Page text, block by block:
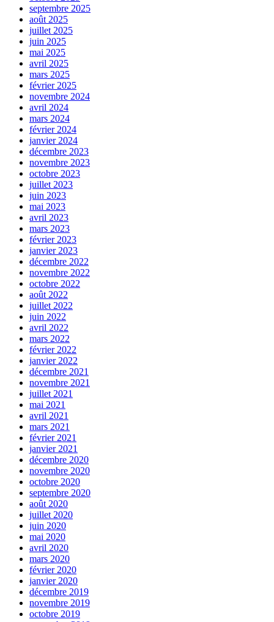
septembre 2025
août 2025
juillet 2025
juin 2025
mai 2025
avril 2025
mars 2025
février 2025
novembre 2024
avril 2024
mars 2024
février 2024
janvier 2024
décembre 2023
novembre 2023
octobre 2023
juillet 2023
juin 2023
mai 2023
avril 2023
mars 2023
février 2023
janvier 2023
décembre 2022
novembre 2022
octobre 2022
août 2022
juillet 2022
juin 2022
avril 2022
mars 2022
février 2022
janvier 2022
décembre 2021
novembre 2021
juillet 2021
mai 2021
avril 2021
mars 2021
février 2021
janvier 2021
décembre 2020
novembre 2020
octobre 2020
septembre 2020
août 2020
juillet 2020
juin 2020
mai 2020
avril 2020
mars 2020
février 2020
janvier 2020
décembre 2019
novembre 2019
octobre 2019